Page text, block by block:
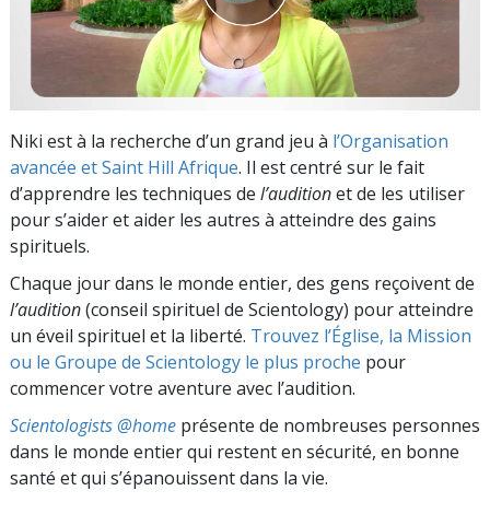
Niki est à la recherche d’un grand jeu à l’Organisation
avancée et Saint Hill Afrique. Il est centré sur le fait
d’apprendre les techniques de l’auditionet de les utiliser
pour s’aider et aider les autres à atteindre des gains
spirituels.
Chaque jour dans le monde entier, des gens reçoivent de
l’audition(conseil spirituel de Scientology) pour atteindre
un éveil spirituel et la liberté. Trouvez l’Église, la Mission
ou le Groupe de Scientology le plus proche pour
commencer votre aventure avec l’audition.
Scientologists @home présente de nombreuses personnes
dans le monde entier qui restent en sécurité, en bonne
santé et qui s’épanouissent dans la vie.